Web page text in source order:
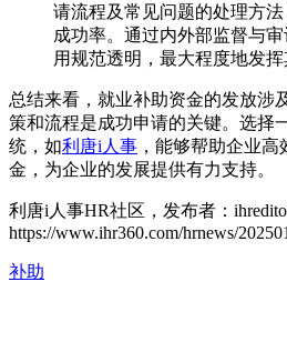
请流程及常见问题的处理方
成功率。通过内外部监督与
用规范透明，最大程度地发挥
总结来看，就业补助资金的发放涉
策和流程是成功申请的关键。选择
统，如利唐i人事 ，能够帮助企业
金，为企业的发展提供有力支持。
利唐i人事HR社区，发布者：
https://www.ihr360.com/hrnews/
补助